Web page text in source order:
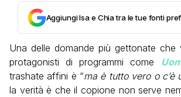
Aggiungi Isa e Chia tra le tue fonti
Una delle domande più gettonate
protagonisti di programmi come
trashate affini è “ma è tutto vero o c’è
la verità è che il copione non serve